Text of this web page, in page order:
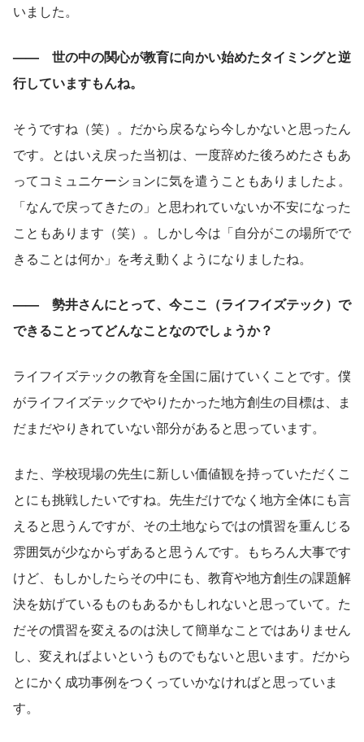
いました。
——　世の中の関心が教育に向かい始めたタイミングと逆
行していますもんね。
そうですね（笑）。だから戻るなら今しかないと思ったん
です。とはいえ戻った当初は、一度辞めた後ろめたさもあ
ってコミュニケーションに気を遣うこともありましたよ。
「なんで戻ってきたの」と思われていないか不安になった
こともあります（笑）。しかし今は「自分がこの場所でで
きることは何か」を考え動くようになりましたね。
——　勢井さんにとって、今ここ（ライフイズテック）で
できることってどんなことなのでしょうか？
ライフイズテックの教育を全国に届けていくことです。僕
がライフイズテックでやりたかった地方創生の目標は、ま
だまだやりきれていない部分があると思っています。
また、学校現場の先生に新しい価値観を持っていただくこ
とにも挑戦したいですね。先生だけでなく地方全体にも言
えると思うんですが、その土地ならではの慣習を重んじる
雰囲気が少なからずあると思うんです。もちろん大事です
けど、もしかしたらその中にも、教育や地方創生の課題解
決を妨げているものもあるかもしれないと思っていて。た
だその慣習を変えるのは決して簡単なことではありません
し、変えればよいというものでもないと思います。だから
とにかく成功事例をつくっていかなければと思っていま
す。